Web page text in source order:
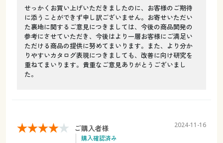
せっかくお買い上げいただきましたのに、お客様のご期待
に添うことができず申し訳ございません。お寄せいただい
た裏地に関するご意見につきましては、今後の商品開発の
参考にさせていただき、今後はより一層お客様にご満足い
ただける商品の提供に努めてまいります。また、より分か
りやすいカタログ表現につきましても、改善に向け研究を
重ねてまいります。貴重なご意見ありがとうございまし
た。
ご購入者様
購入確認済み
2024-11-16